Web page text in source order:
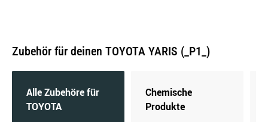
bis 09/2005
Zubehör für deinen TOYOTA YARIS (_P1_)
Alle Zubehöre für
TOYOTA
Chemische
Produkte